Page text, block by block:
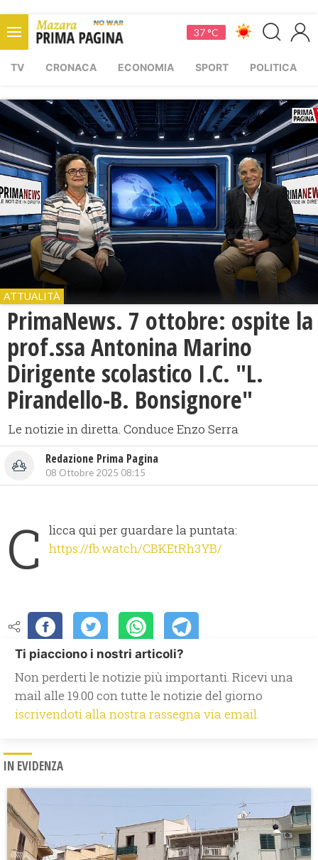
37 °C
TV CRONACA ECONOMIA SPORT POLITICA
ATTUALITÀ
PrimaNews. 7 ottobre: ospite la
prof.ssa Antonina Marino
Dirigente scolastico I.C. "L.
Pirandello-B. Bonsignore"
Le notizie in diretta. Conduce Enzo Serra
Redazione Prima Pagina
08 Ottobre 2025 08:15
C
licca qui per guardare la puntata:
https://fb.watch/CBKEtRh3YB/
Ti piacciono i nostri articoli?
Non perderti le notizie più importanti. Ricevi una
mail alle 19.00 con tutte le notizie del giorno
iscrivendoti alla nostra rassegna via email.
IN EVIDENZA